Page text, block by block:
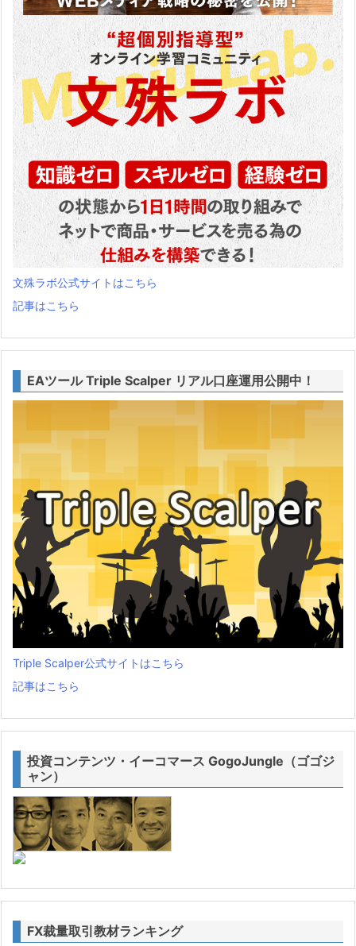
文殊ラボ公式サイトはこちら
記事はこちら
EAツール Triple Scalper リアル口座運用公開中！
Triple Scalper公式サイトはこちら
記事はこちら
投資コンテンツ・イーコマース GogoJungle（ゴゴジ
ャン）
FX裁量取引教材ランキング